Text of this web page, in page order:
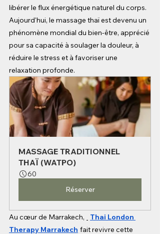
libérer le flux énergétique naturel du corps.
Aujourd'hui, le massage thaï est devenu un
phénomène mondial du bien-être, apprécié
pour sa capacité à soulager la douleur, à
réduire le stress et à favoriser une
relaxation profonde.
MASSAGE TRADITIONNEL
THAÏ (WATPO)
60
Réserver
Au cœur de Marrakech,
Thai London
Therapy Marrakech fait revivre cette